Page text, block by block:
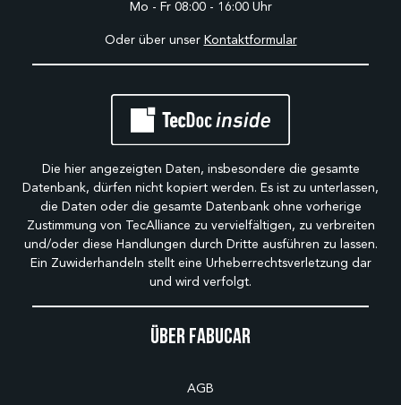
Über Fabucar
AGB
Mo - Fr 08:00 - 16:00 Uhr
Oder über unser Kontaktformular
Die hier angezeigten Daten, insbesondere die gesamte
Datenbank, dürfen nicht kopiert werden. Es ist zu unterlassen,
die Daten oder die gesamte Datenbank ohne vorherige
Zustimmung von TecAlliance zu vervielfältigen, zu verbreiten
und/oder diese Handlungen durch Dritte ausführen zu lassen.
Ein Zuwiderhandeln stellt eine Urheberrechtsverletzung dar
und wird verfolgt.